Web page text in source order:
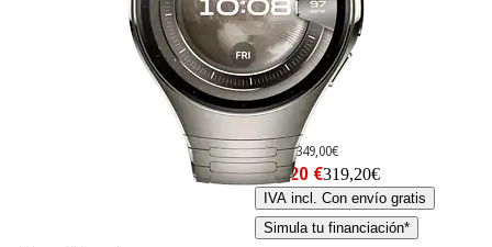
-8%
349,– €349,00€
319,20 €319,20€
IVA incl. Con envío gratis
Simula tu financiación*